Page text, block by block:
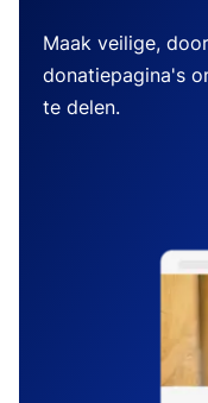
Maak veilige,
donatiepagina's
te delen.